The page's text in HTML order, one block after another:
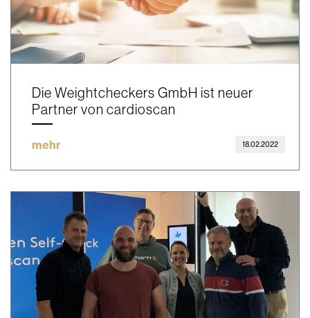
Die Weightcheckers GmbH ist neuer
Partner von cardioscan
mehr 18.02.2022